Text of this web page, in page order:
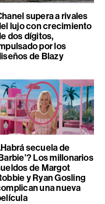
supera a rivales
lujo con crecimiento
dos dígitos,
por los
de Blazy
secuela de
Los millonarios
de Margot
y Ryan Gosling
una nueva